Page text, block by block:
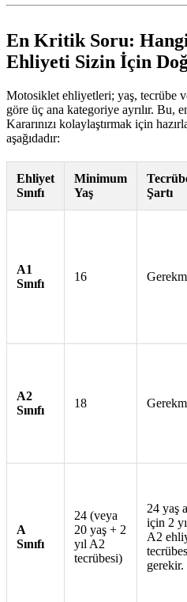
En Kritik Soru:
Ehliyeti Sizin İçin
Motosiklet ehliyetleri; yaş, tecrübe
göre üç ana kategoriye ayrılır. Bu,
Kararınızı kolaylaştırmak için
aşağıdadır:
Ehliyet
Sınıfı
Minimum
Yaş
Şartı
A1
Sınıfı
16
A2
Sınıfı
18
A
Sınıfı
24 (veya
20 yaş + 2
yıl A2
tecrübesi)
24 yaş
için 2
A2
gerekir.